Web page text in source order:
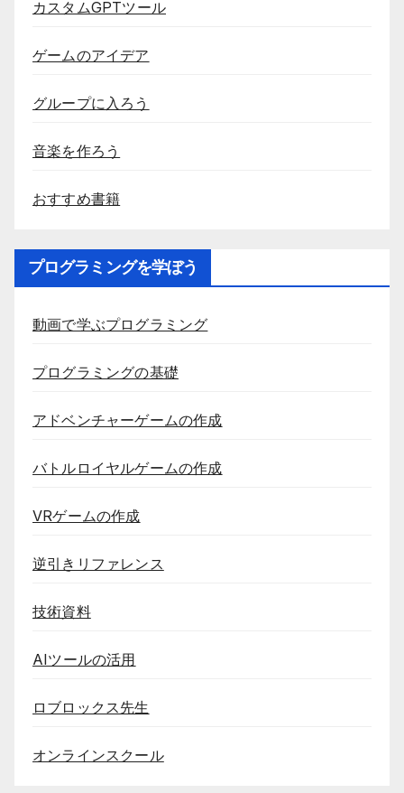
カスタムGPTツール
ゲームのアイデア
グループに入ろう
音楽を作ろう
おすすめ書籍
プログラミングを学ぼう
動画で学ぶプログラミング
プログラミングの基礎
アドベンチャーゲームの作成
バトルロイヤルゲームの作成
VRゲームの作成
逆引きリファレンス
技術資料
AIツールの活用
ロブロックス先生
オンラインスクール